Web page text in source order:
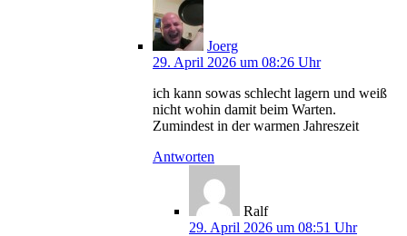
Joerg
29. April 2026 um 08:26 Uhr
ich kann sowas schlecht lagern und weiß
nicht wohin damit beim Warten.
Zumindest in der warmen Jahreszeit
Antworten
Ralf
29. April 2026 um 08:51 Uhr